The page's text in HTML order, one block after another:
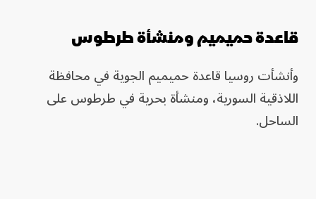
قاعدة حميميم ومنشأة طرطوس
وأنشأت روسيا قاعدة حميميم الجوية في محافظة
اللاذقية السورية، ومنشأة بحرية في طرطوس على
الساحل.